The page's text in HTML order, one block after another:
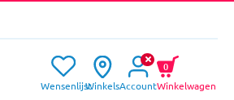
WensenlijstWinkelsAccountWinkelwagen
0